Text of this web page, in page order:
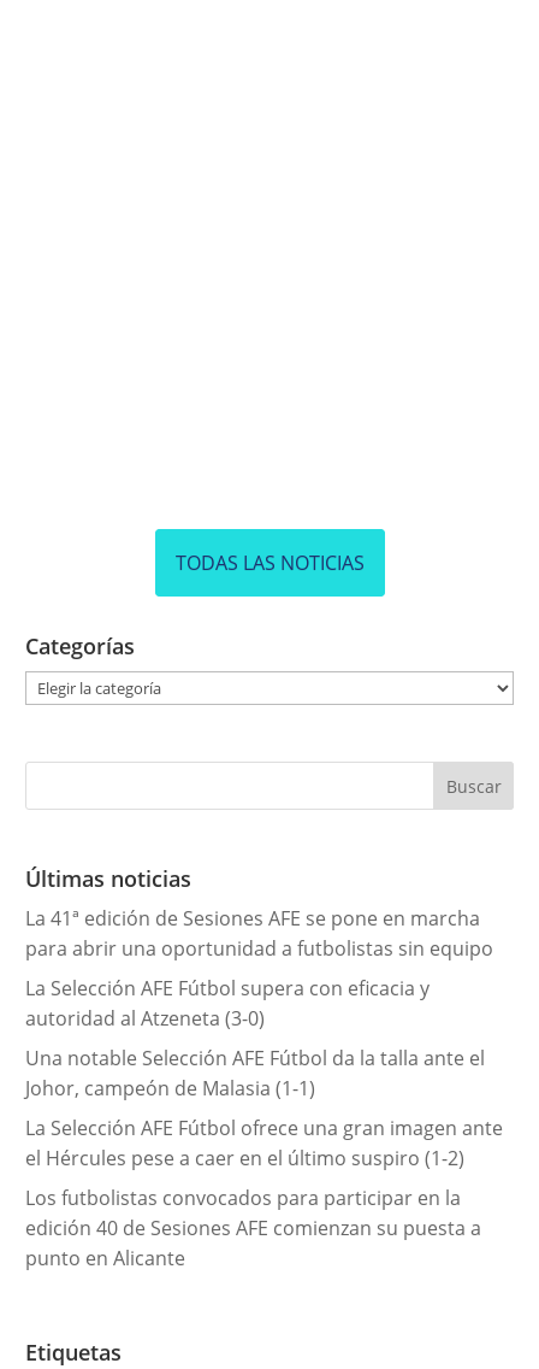
TODAS LAS NOTICIAS
Categorías
g
r
a
s
Últimas noticias
La 41ª edición de Sesiones AFE se pone en marcha
para abrir una oportunidad a futbolistas sin equipo
La Selección AFE Fútbol supera con eficacia y
autoridad al Atzeneta (3-0)
Una notable Selección AFE Fútbol da la talla ante el
Johor, campeón de Malasia (1-1)
La Selección AFE Fútbol ofrece una gran imagen ante
el Hércules pese a caer en el último suspiro (1-2)
Los futbolistas convocados para participar en la
edición 40 de Sesiones AFE comienzan su puesta a
punto en Alicante
Etiquetas